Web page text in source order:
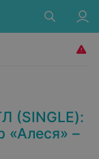
(SINGLE):
«Алеся» –